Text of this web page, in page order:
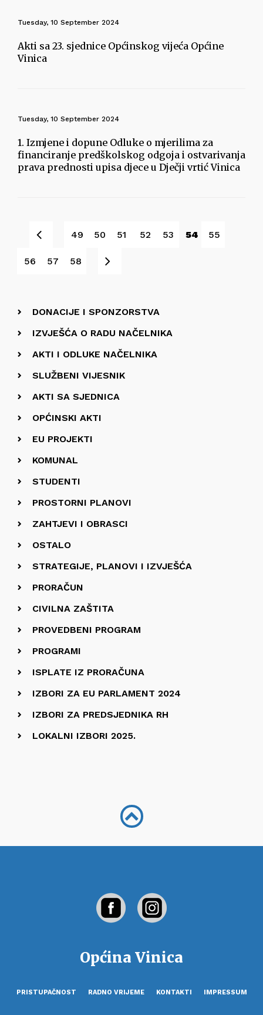
Tuesday, 10 September 2024
Akti sa 23. sjednice Općinskog vijeća Općine
Vinica
Tuesday, 10 September 2024
1. Izmjene i dopune Odluke o mjerilima za
financiranje predškolskog odgoja i ostvarivanja
prava prednosti upisa djece u Dječji vrtić Vinica
Prev49 50 51 52 53 54 55
56 57 58
DONACIJE I SPONZORSTVA
IZVJEŠĆA O RADU NAČELNIKA
AKTI I ODLUKE NAČELNIKA
SLUŽBENI VIJESNIK
AKTI SA SJEDNICA
OPĆINSKI AKTI
EU PROJEKTI
KOMUNAL
STUDENTI
PROSTORNI PLANOVI
ZAHTJEVI I OBRASCI
OSTALO
STRATEGIJE, PLANOVI I IZVJEŠĆA
PRORAČUN
CIVILNA ZAŠTITA
PROVEDBENI PROGRAM
PROGRAMI
ISPLATE IZ PRORAČUNA
IZBORI ZA EU PARLAMENT 2024
IZBORI ZA PREDSJEDNIKA RH
LOKALNI IZBORI 2025.
Općina Vinica
PRISTUPAČNOST RADNO VRIJEME KONTAKTI IMPRESSUM